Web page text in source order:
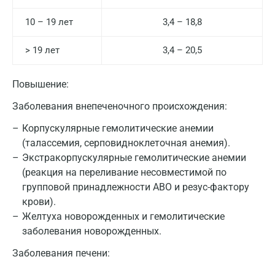
10 – 19 лет 3,4 – 18,8
> 19 лет 3,4 – 20,5
Повышение:
Заболевания внепеченочного происхождения:
Корпускулярные гемолитические анемии
(талассемия, серповидноклеточная анемия).
Экстракорпускулярные гемолитические анемии
(реакция на переливание несовместимой по
групповой принадлежности ABO и резус-фактору
крови).
Желтуха новорожденных и гемолитические
заболевания новорожденных.
Заболевания печени: